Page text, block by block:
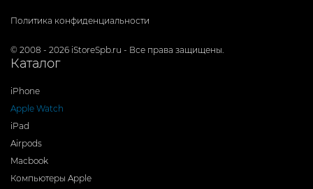
Политика конфиденциальности
© 2008 - 2026 iStoreSpb.ru - Все права защищены.
Каталог
iPhone
Apple Watch
iPad
Airpods
Macbook
Компьютеры Apple